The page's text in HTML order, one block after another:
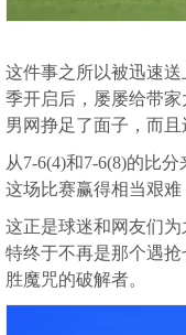
这件事之所以被迅速
季开启后，屡屡给带
男网挣足了面子，而且
从7-6(4)和7-6(8)的比
这场比赛赢得相当艰难
这正是球迷和网友们
特终于不再是那个遇
胜魔咒的破解者。